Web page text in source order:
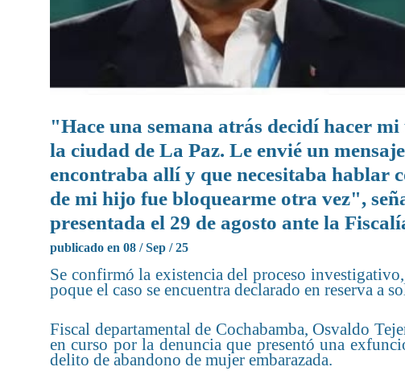
"Hace una semana atrás decidí hacer
la ciudad de La Paz. Le envié un
encontraba allí y que necesitaba hablar
de mi hijo fue bloquearme otra vez",
presentada el 29 de agosto ante la
publicado en 08 / Sep / 25
Se confirmó la existencia del proceso
poque el caso se encuentra declarado en reserva a
Fiscal departamental de Cochabamba, Osvaldo
en curso por la denuncia que presentó una
delito de abandono de mujer embarazada.